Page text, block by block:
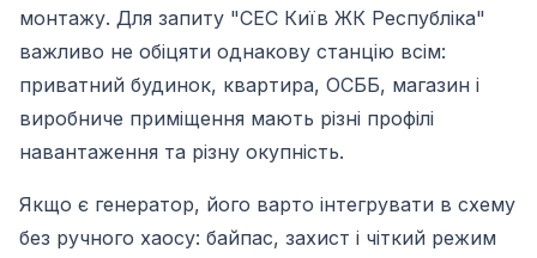
монтажу. Для запиту "СЕС Київ ЖК Республіка"
важливо не обіцяти однакову станцію всім:
приватний будинок, квартира, ОСББ, магазин і
виробниче приміщення мають різні профілі
навантаження та різну окупність.
Якщо є генератор, його варто інтегрувати в схему
без ручного хаосу: байпас, захист і чіткий режим